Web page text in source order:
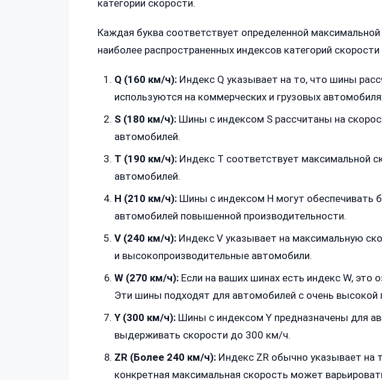
категории скорости.
Каждая буква соответствует определенной
наиболее распространенных индексов категорий
Q (160 км/ч): Индекс Q указывает на то, что шины
используются на коммерческих и грузовых
S (180 км/ч): Шины с индексом S рассчитаны на
автомобилей.
T (190 км/ч): Индекс T соответствует максимальной
автомобилей.
H (210 км/ч): Шины с индексом H могут обеспечивать
автомобилей повышенной производительности.
V (240 км/ч): Индекс V указывает на максимальную
и высокопроизводительные автомобили.
W (270 км/ч): Если на ваших шинах есть индекс W,
Эти шины подходят для автомобилей с очень высокой
Y (300 км/ч): Шины с индексом Y предназначены для
выдерживать скорости до 300 км/ч.
ZR (Более 240 км/ч): Индекс ZR обычно указывает
конкретная максимальная скорость может